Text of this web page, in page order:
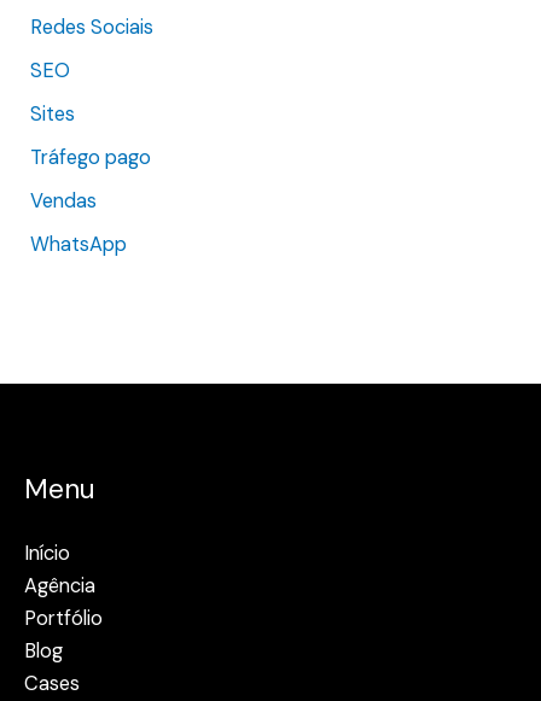
Redes Sociais
SEO
Sites
Tráfego pago
Vendas
WhatsApp
Menu
Início
Agência
Portfólio
Blog
Cases